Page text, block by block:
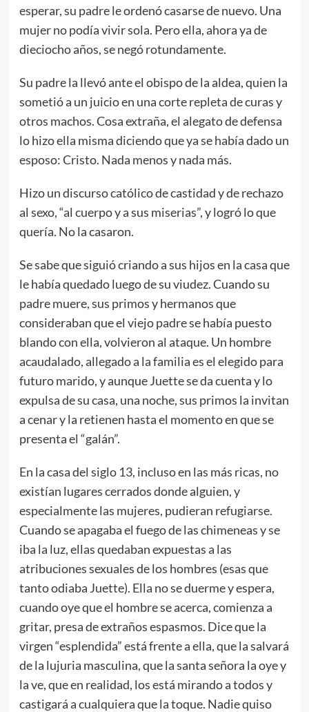
esperar, su padre le ordenó casarse de nuevo. Una
mujer no podía vivir sola. Pero ella, ahora ya de
dieciocho años, se negó rotundamente.
Su padre la llevó ante el obispo de la aldea, quien la
sometió a un juicio en una corte repleta de curas y
otros machos. Cosa extraña, el alegato de defensa
lo hizo ella misma diciendo que ya se había dado un
esposo: Cristo. Nada menos y nada más.
Hizo un discurso católico de castidad y de rechazo
al sexo, “al cuerpo y a sus miserias”, y logró lo que
quería. No la casaron.
Se sabe que siguió criando a sus hijos en la casa que
le había quedado luego de su viudez. Cuando su
padre muere, sus primos y hermanos que
consideraban que el viejo padre se había puesto
blando con ella, volvieron al ataque. Un hombre
acaudalado, allegado a la familia es el elegido para
futuro marido, y aunque Juette se da cuenta y lo
expulsa de su casa, una noche, sus primos la invitan
a cenar y la retienen hasta el momento en que se
presenta el “galán”.
En la casa del siglo 13, incluso en las más ricas, no
existían lugares cerrados donde alguien, y
especialmente las mujeres, pudieran refugiarse.
Cuando se apagaba el fuego de las chimeneas y se
iba la luz, ellas quedaban expuestas a las
atribuciones sexuales de los hombres (esas que
tanto odiaba Juette). Ella no se duerme y espera,
cuando oye que el hombre se acerca, comienza a
gritar, presa de extraños espasmos. Dice que la
virgen “esplendida” está frente a ella, que la salvará
de la lujuria masculina, que la santa señora la oye y
la ve, que en realidad, los está mirando a todos y
castigará a cualquiera que la toque. Nadie quiso